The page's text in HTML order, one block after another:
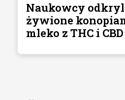
Naukowcy
żywione
mleko z THC i CBD